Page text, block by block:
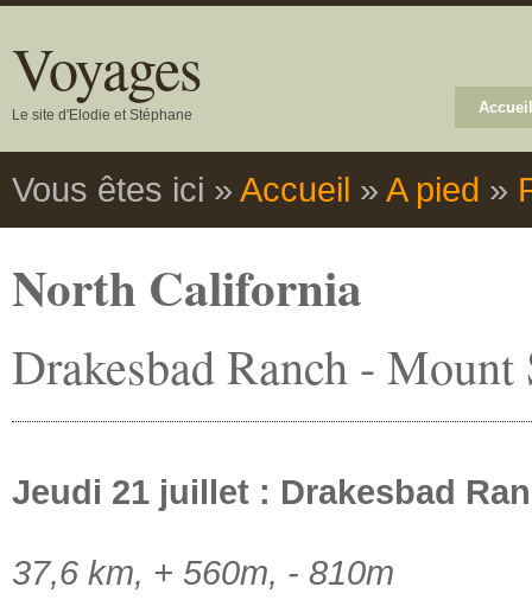
Voyages
Le site d'Elodie et Stéphane Accueil
Vous êtes ici » Accueil » A pied »
North California
Drakesbad Ranch - Mount
Jeudi 21 juillet : Drakesbad
37,6 km, + 560m, - 810m